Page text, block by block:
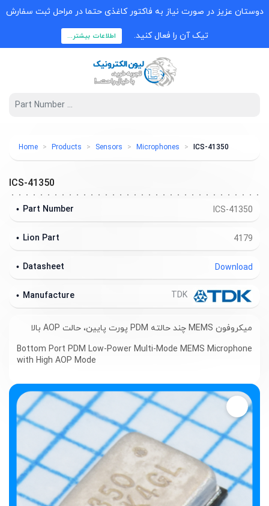
دوستان عزیز در صورت نیاز به فاکتور کاغذی حتما در مراحل ثبت سفارش
تیک آن را فعال کنید. اطلاعات بیشتر...
Home Products Sensors Microphones ICS-41350
ICS-41350
ICS-41350
Part Number
4179
Lion Part
Download
Datasheet
Manufacture
میکروفون MEMS چند حالته PDM پورت پایین، حالت AOP بالا
Bottom Port PDM Low-Power Multi-Mode MEMS Microphone
with High AOP Mode